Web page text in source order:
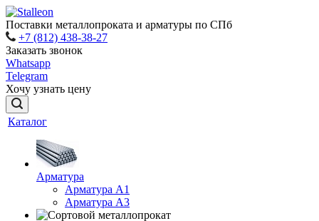
Поставки металлопроката и арматуры по СПб
+7 (812) 438-38-27
Заказать звонок
Whatsapp
Telegram
Хочу узнать цену
Каталог
Арматура
Арматура A1
Арматура А3